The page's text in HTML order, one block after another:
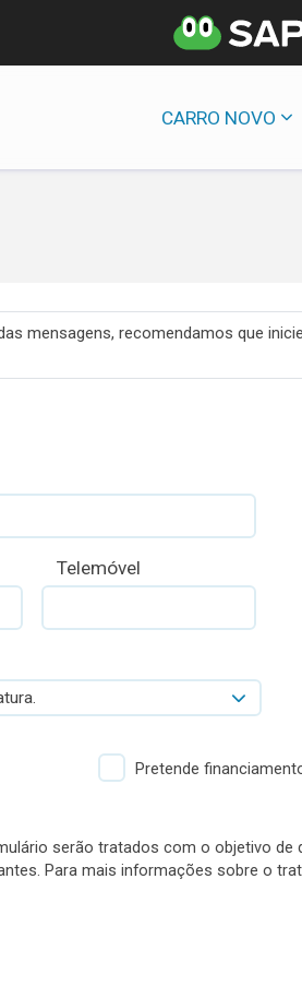
CARRO NOVO
mensagens, recomendamos que
Telemóvel
Pretende
serão tratados com o objetivo de
Para mais informações sobre o